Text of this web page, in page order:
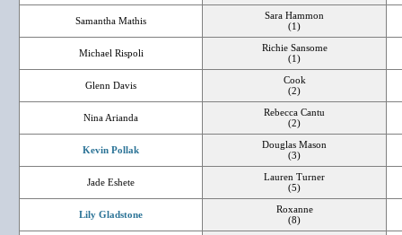
Samantha Mathis
Sara Hammon
(1)
Michael Rispoli
Richie Sansome
(1)
Glenn Davis
Cook
(2)
Nina Arianda
Rebecca Cantu
(2)
Kevin Pollak
Douglas Mason
(3)
Jade Eshete
Lauren Turner
(5)
Lily Gladstone
Roxanne
(8)